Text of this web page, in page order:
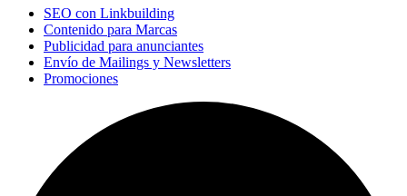
SEO con Linkbuilding
Contenido para Marcas
Publicidad para anunciantes
Envío de Mailings y Newsletters
Promociones